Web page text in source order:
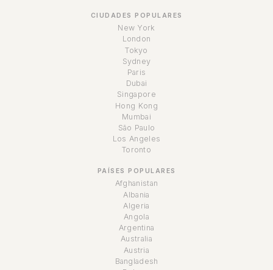
CIUDADES POPULARES
New York
London
Tokyo
Sydney
Paris
Dubai
Singapore
Hong Kong
Mumbai
São Paulo
Los Angeles
Toronto
PAÍSES POPULARES
Afghanistan
Albania
Algeria
Angola
Argentina
Australia
Austria
Bangladesh